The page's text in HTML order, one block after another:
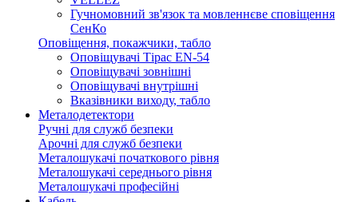
Гучномовний зв'язок та мовленнєве сповіщення
СенКо
Оповіщення, покажчики, табло
Оповіщувачі Тірас EN-54
Оповіщувачі зовнішні
Оповіщувачі внутрішні
Вказівники виходу, табло
Металодетектори
Ручні для служб безпеки
Арочні для служб безпеки
Металошукачі початкового рівня
Металошукачі середнього рівня
Металошукачі професійні